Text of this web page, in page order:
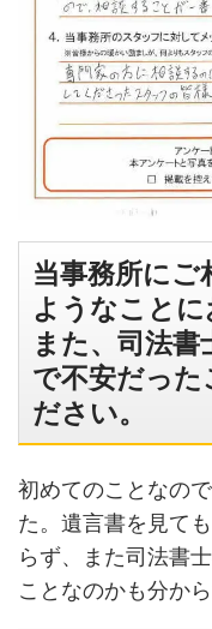
当事務所にご
ようなこと
また、司法
で不安だった
ださい。
初めてのことなの
た。遺言書を見て
らず、また司法書
ことなのかも分か